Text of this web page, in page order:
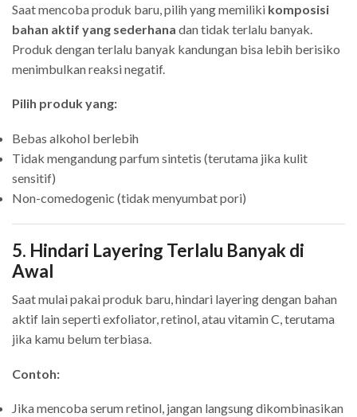
Saat mencoba produk baru, pilih yang memiliki komposisi
bahan aktif yang sederhana dan tidak terlalu banyak.
Produk dengan terlalu banyak kandungan bisa lebih berisiko
menimbulkan reaksi negatif.
Pilih produk yang:
Bebas alkohol berlebih
Tidak mengandung parfum sintetis (terutama jika kulit
sensitif)
Non-comedogenic (tidak menyumbat pori)
5. Hindari Layering Terlalu Banyak di
Awal
Saat mulai pakai produk baru, hindari layering dengan bahan
aktif lain seperti exfoliator, retinol, atau vitamin C, terutama
jika kamu belum terbiasa.
Contoh:
Jika mencoba serum retinol, jangan langsung dikombinasikan